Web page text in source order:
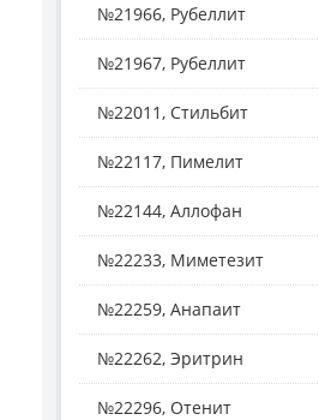
№21966, Рубеллит
№21967, Рубеллит
№22011, Стильбит
№22117, Пимелит
№22144, Аллофан
№22233, Миметезит
№22259, Анапаит
№22262, Эритрин
№22296, Отенит